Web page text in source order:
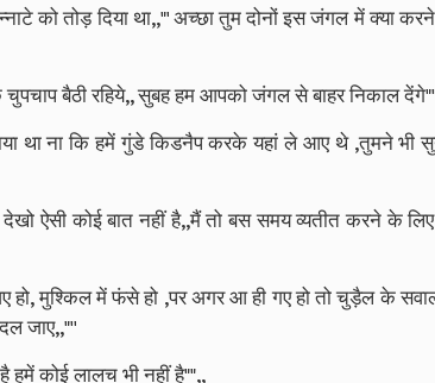
को तोड़ दिया था,,"' अच्छा तुम दोनों इस जंगल में क्या
बैठी रहिये,, सुबह हम आपको जंगल से बाहर निकाल
था ना कि हमें गुंडे किडनैप करके यहां ले आए थे ,तुमने भी
देखो ऐसी कोई बात नहीं है,,मैं तो बस समय व्यतीत करने के
हो, मुश्किल में फंसे हो ,पर अगर आ ही गए हो तो चुड़ैल के
जाए,,"''
हमें कोई लालच भी नहीं है"",,